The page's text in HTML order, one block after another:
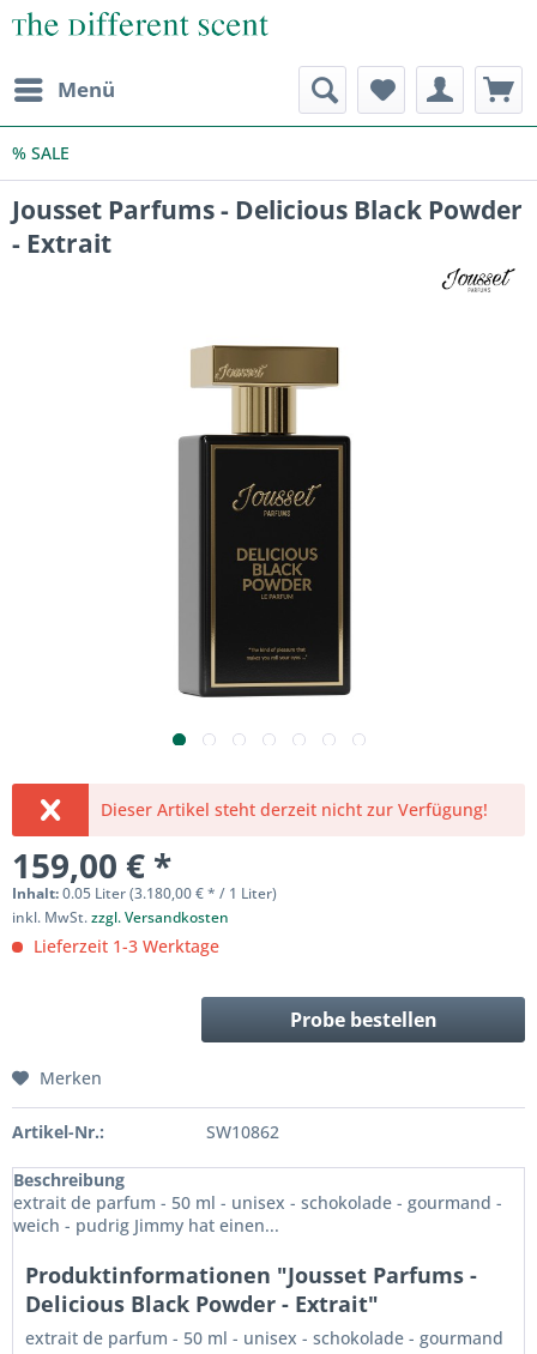
Menü
% SALE
Jousset Parfums - Delicious Black Powder
- Extrait
Dieser Artikel steht derzeit nicht zur Verfügung!
159,00 € *
Inhalt:0.05 Liter (3.180,00 € * / 1 Liter)
inkl. MwSt.zzgl. Versandkosten
Lieferzeit 1-3 Werktage
Probe bestellen
Merken
Artikel-Nr.: SW10862
Beschreibung
extrait de parfum - 50 ml - unisex - schokolade - gourmand -
weich - pudrig Jimmy hat einen...
Produktinformationen "Jousset Parfums -
Delicious Black Powder - Extrait"
extrait de parfum - 50 ml - unisex - schokolade - gourmand